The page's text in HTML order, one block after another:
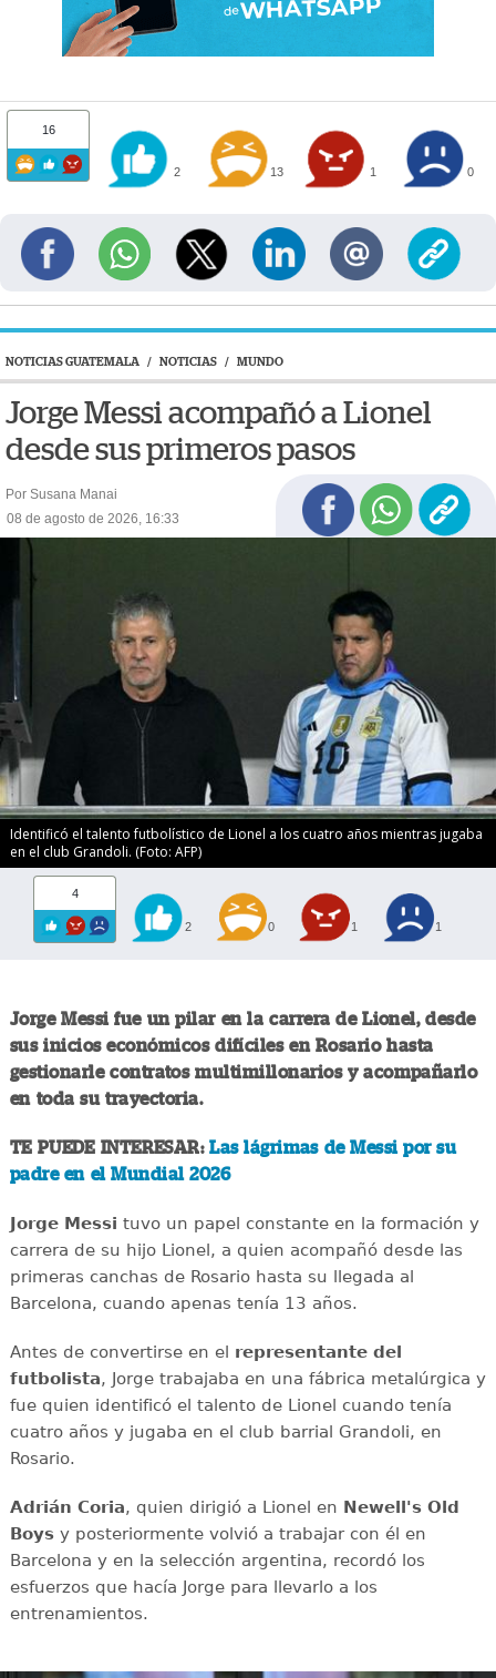
16
2 13 1 0
NOTICIAS GUATEMALA / NOTICIAS / MUNDO
Jorge Messi acompañó a Lionel
desde sus primeros pasos
Por Susana Manai
08 de agosto de 2026, 16:33
Identificó el talento futbolístico de Lionel a los cuatro años mientras jugaba
en el club Grandoli. (Foto: AFP)
4
2 0 1 1
Jorge Messi fue un pilar en la carrera de Lionel, desde
sus inicios económicos difíciles en Rosario hasta
gestionarle contratos multimillonarios y acompañarlo
en toda su trayectoria.
TE PUEDE INTERESAR:Las lágrimas de Messi por su
padre en el Mundial 2026
Jorge Messi tuvo un papel constante en la formación y
carrera de su hijo Lionel, a quien acompañó desde las
primeras canchas de Rosario hasta su llegada al
Barcelona, cuando apenas tenía 13 años.
Antes de convertirse en el representante del
futbolista, Jorge trabajaba en una fábrica metalúrgica y
fue quien identificó el talento de Lionel cuando tenía
cuatro años y jugaba en el club barrial Grandoli, en
Rosario.
Adrián Coria, quien dirigió a Lionel en Newell's Old
Boysy posteriormente volvió a trabajar con él en
Barcelona y en la selección argentina, recordó los
esfuerzos que hacía Jorge para llevarlo a los
entrenamientos.